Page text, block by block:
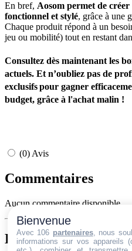
En bref, Aosom permet de
fonctionnel etstylé, grâce à une
Chaque produit répond à un
jeu ou mobilité) tout en restant
Consultez dès maintenant les
actuels. Et n’oubliez pas de
exclusifs pour gagner
budget, grâce à l'achat malin !
(0) Avis
Commentaires
Aucun commentaire disponible.
Laisser un
Bienvenue
Avec 106 partenaires, nous
informations sur vos appareils